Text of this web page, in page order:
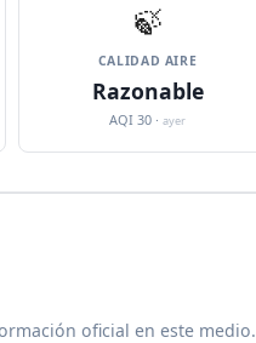
🍃
CALIDAD AIRE
Razonable
AQI 30 ·ayer
oficial en este medio.